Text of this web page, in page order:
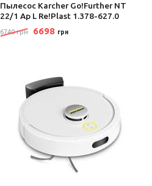
Пылесос Karcher Go!Further NT
22/1 Ap L Re!Plast 1.378-627.0
6740 грн 6698 грн